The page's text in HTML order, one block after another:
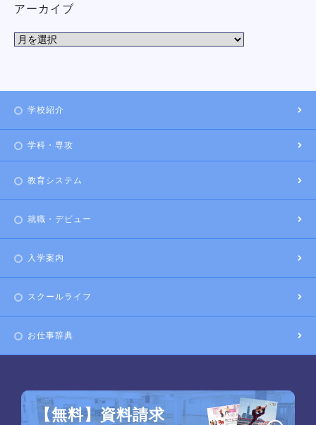
アーカイブ
学校紹介
学科・専攻
教育システム
就職・デビュー
入学案内
スクールライフ
お仕事辞典
【無料】資料請求